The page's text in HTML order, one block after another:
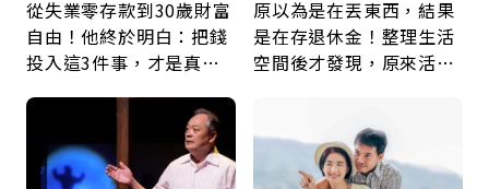
從失業零存款到30歲財富
自由！他終於明白：把錢
投入這3件事，才是真正
原以為是在丟東西，結果
是在存退休金！整理生活
空間後才發現，原來活得